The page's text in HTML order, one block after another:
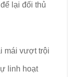
lại đối thủ
mái vượt trội
linh hoạt